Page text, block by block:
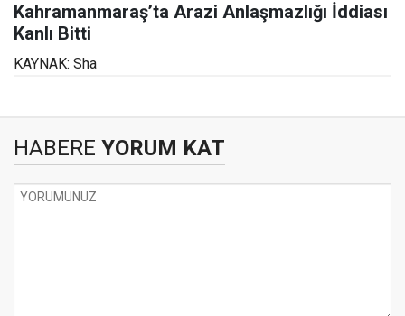
Kahramanmaraş’ta Arazi Anlaşmazlığı İddiası
Kanlı Bitti
KAYNAK: Sha
HABERE YORUM KAT